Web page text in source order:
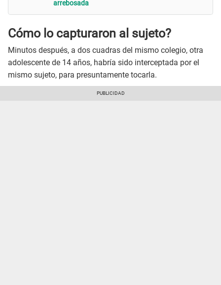
arrebosada
Cómo lo capturaron al sujeto?
Minutos después, a dos cuadras del mismo colegio, otra
adolescente de 14 años, habría sido interceptada por el
mismo sujeto, para presuntamente tocarla.